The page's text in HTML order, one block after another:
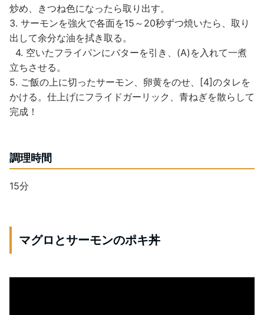
炒め、きつね色になったら取り出す。
3. サーモンを強火で各面を15～20秒ずつ焼いたら、取り
出して余分な油を拭き取る。
4. 空いたフライパンにバターを引き、(A)を入れて一煮
立ちさせる。
5. ご飯の上に切ったサーモン、卵黄をのせ、[4]のタレを
かける。仕上げにフライドガーリック、青ねぎを散らして
完成！
調理時間
15分
マグロとサーモンのポキ丼